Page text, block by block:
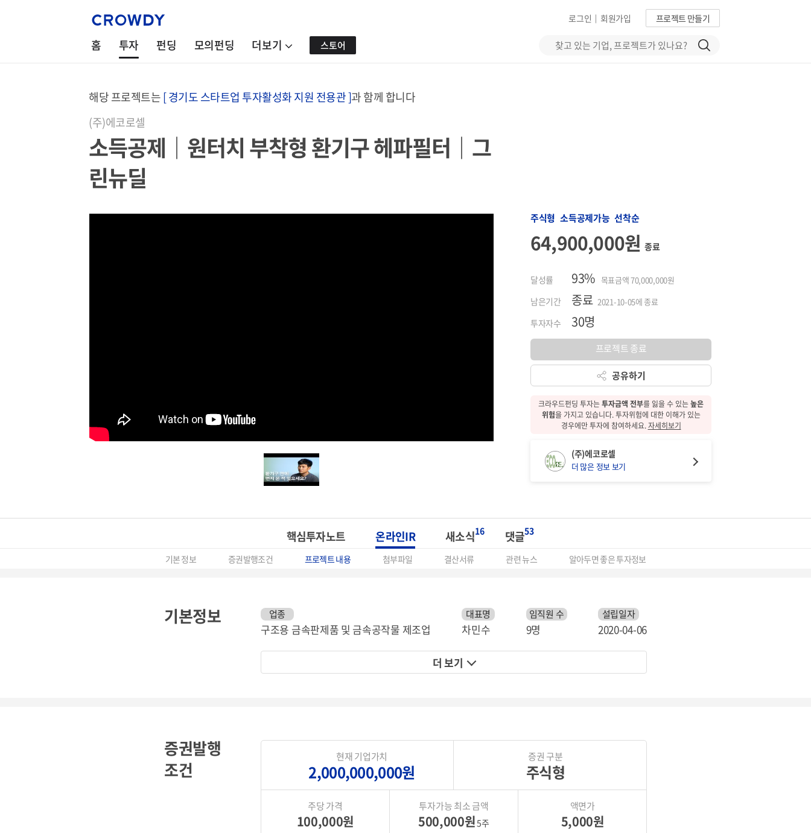
프로젝트 만들기
회원가입
|
로그인
홈 투자 펀딩 모의펀딩 더보기 스토어
해당 프로젝트는[ 경기도 스타트업 투자활성화 지원 전용관 ]과 함께 합니다
(주)에코로셀
소득공제｜원터치 부착형 환기구 헤파필터｜그
린뉴딜
주식형 소득공제가능 선착순
64,900,000원종료
달성률 93% 목표금액 70,000,000원
남은기간 종료 2021-10-05에 종료
투자자수 30명
프로젝트 종료
공유하기
크라우드펀딩 투자는투자금액 전부를 잃을 수 있는높은
위험을 가지고 있습니다.투자위험에 대한 이해가 있는
경우에만 투자에 참여하세요.자세히보기
(주)에코로셀
더 많은 정보 보기
핵심투자노트 온라인IR 새소식16 댓글53
기본 정보 증권발행조건 프로젝트 내용 첨부파일 결산서류 관련 뉴스 알아두면 좋은 투자정보
기본정보 업종
구조용 금속판제품 및 금속공작물 제조업
대표명
차민수
임직원 수
9명
설립일자
2020-04-06
더 보기
증권발행
조건
현재 기업가치
2,000,000,000원
증권 구분
주식형
주당 가격
100,000원
투자가능 최소 금액
500,000원5주
액면가
5,000원